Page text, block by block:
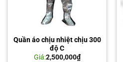
Quần áo chịu nhiệt chịu 300
độ C
Giá:2,500,000₫